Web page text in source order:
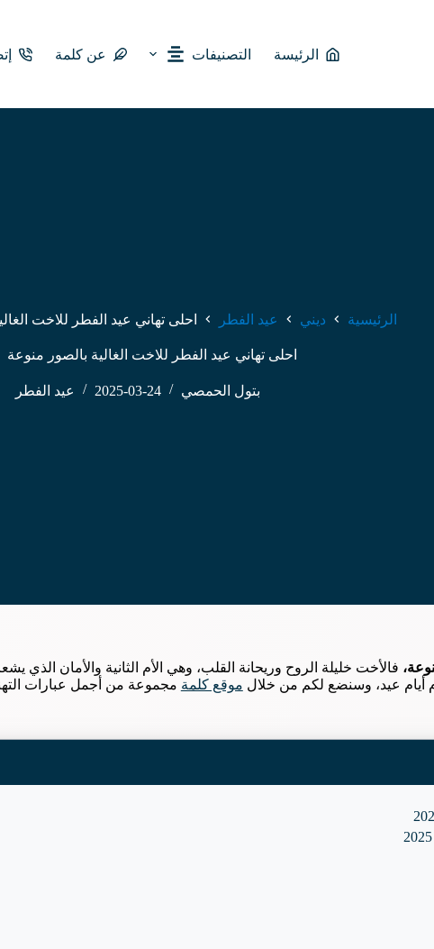
الرئيسة التصنيفات عن كلمة
الرئيسية ديني عيد الفطر احلى تهاني عيد الفطر للاخت
احلى تهاني عيد الفطر للاخت الغالية بالصور منوعة
بتول الحمصي 2025-03-24 عيد الفطر
فالأخت خليلة الروح وريحانة القلب، وهي الأم الثانية والأمان الذي
أيام عيد، وسنضع لكم من خلال موقع كلمة مجموعة من أجمل عبارات